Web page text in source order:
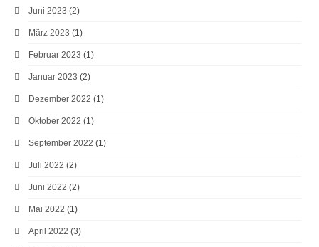
Juni 2023 (2)
März 2023 (1)
Februar 2023 (1)
Januar 2023 (2)
Dezember 2022 (1)
Oktober 2022 (1)
September 2022 (1)
Juli 2022 (2)
Juni 2022 (2)
Mai 2022 (1)
April 2022 (3)